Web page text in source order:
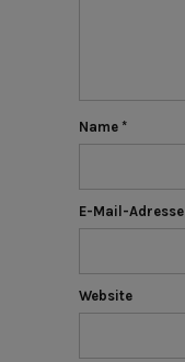
Name *
E-Mail-Adresse
Website